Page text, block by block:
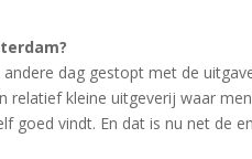
dag gestopt met de
kleine uitgeverij waar
vindt. En dat is nu net de